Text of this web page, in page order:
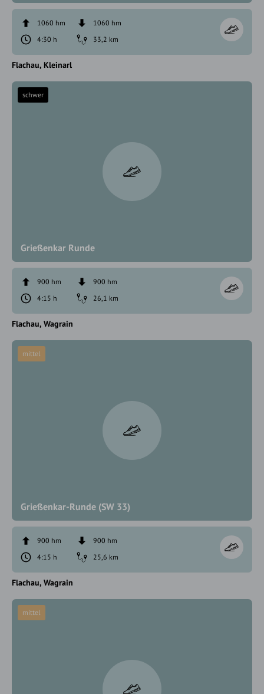
1060 hm
1060 hm
4:30 h
33,2 km
Flachau Kleinarl
Grießenkar Runde
schwer
900 hm
900 hm
4:15 h
26,1 km
Flachau Wagrain
Grießenkar-Runde (SW 33)
mittel
900 hm
900 hm
4:15 h
25,6 km
Flachau Wagrain
mittel